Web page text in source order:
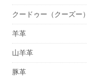
クードゥー（クーズー）
羊革
山羊革
豚革